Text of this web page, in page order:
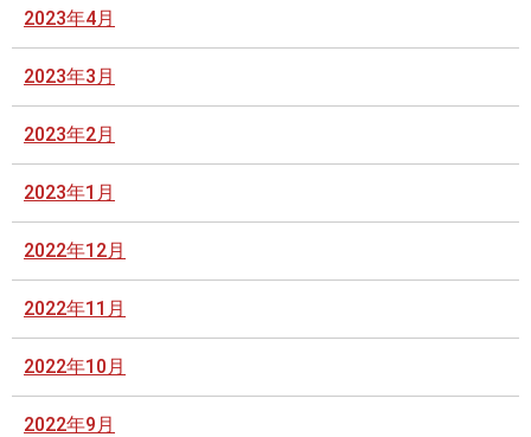
2023年4月
2023年3月
2023年2月
2023年1月
2022年12月
2022年11月
2022年10月
2022年9月